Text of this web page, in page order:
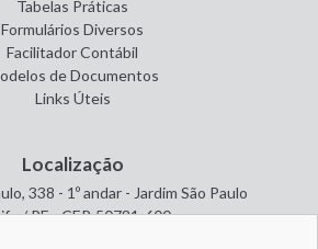
Tabelas Práticas
Formulários Diversos
Facilitador Contábil
de Documentos
Links Úteis
Localização
338 - 1º andar - Jardim São Paulo
/ PE - CEP. 50781-600